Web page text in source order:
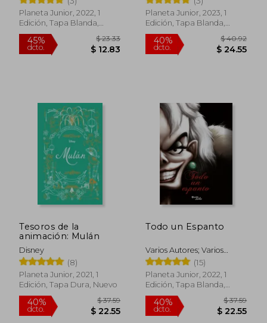
40%
dcto.
45%
dcto.
Planeta Junior, 2022, 1
Edición, Tapa Blanda,
Nuevo
Planeta Junior, 2023, 1
Edición, Tapa Blanda,
Nuevo
Tesoros de la
animación: Mulán
Disney
(8)
Planeta Junior, 2021, 1
Edición, Tapa Dura, Nuevo
Todo un Espanto
Varios Autores; Varios
Autores
(15)
Planeta Junior, 2022, 1
Edición, Tapa Blanda,
Nuevo